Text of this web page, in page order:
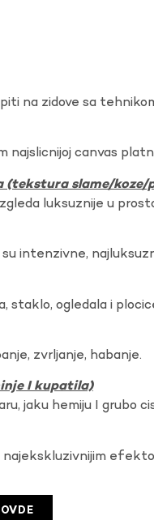
na zidove sa
najslicnijoj canvas
slame/koze/
luksuznije u
intenzivne,
staklo, ogledala i
zvrljanje, habanje.
I kupatila)
jaku hemiju I grubo